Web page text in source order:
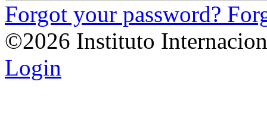
Forgot your password?
©2026 Instituto
Login